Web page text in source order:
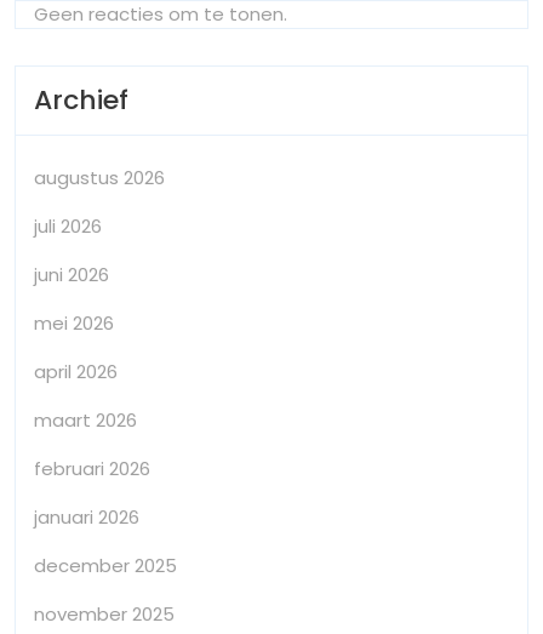
Geen reacties om te tonen.
Archief
augustus 2026
juli 2026
juni 2026
mei 2026
april 2026
maart 2026
februari 2026
januari 2026
december 2025
november 2025